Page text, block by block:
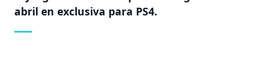
abril en exclusiva para PS4.